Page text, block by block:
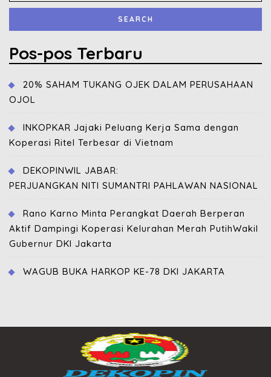
Pos-pos Terbaru
20% SAHAM TUKANG OJEK DALAM PERUSAHAAN
OJOL
INKOPKAR Jajaki Peluang Kerja Sama dengan
Koperasi Ritel Terbesar di Vietnam
DEKOPINWIL JABAR:
PERJUANGKAN NITI SUMANTRI PAHLAWAN NASIONAL
Rano Karno Minta Perangkat Daerah Berperan
Aktif Dampingi Koperasi Kelurahan Merah PutihWakil
Gubernur DKI Jakarta
WAGUB BUKA HARKOP KE-78 DKI JAKARTA